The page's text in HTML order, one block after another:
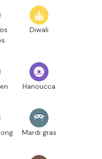
Diwali
Hanoucca
Mardi gras